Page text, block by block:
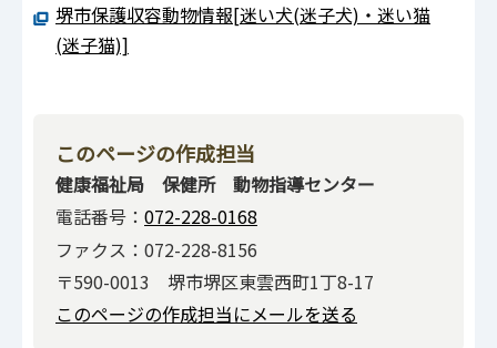
堺市保護収容動物情報[迷い犬(迷子犬)・迷い猫
(迷子猫)]
このページの作成担当
健康福祉局 保健所 動物指導センター
電話番号： 072-228-0168
ファクス：072-228-8156
〒590-0013 堺市堺区東雲西町1丁8-17
このページの作成担当にメールを送る